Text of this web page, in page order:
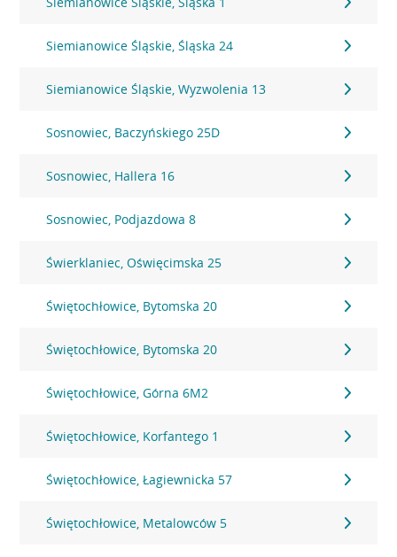
Siemianowice Śląskie, Śląska 24
Siemianowice Śląskie, Wyzwolenia 13
Sosnowiec, Baczyńskiego 25D
Sosnowiec, Hallera 16
Sosnowiec, Podjazdowa 8
Świerklaniec, Oświęcimska 25
Świętochłowice, Bytomska 20
Świętochłowice, Bytomska 20
Świętochłowice, Górna 6M2
Świętochłowice, Korfantego 1
Świętochłowice, Łagiewnicka 57
Świętochłowice, Metalowców 5